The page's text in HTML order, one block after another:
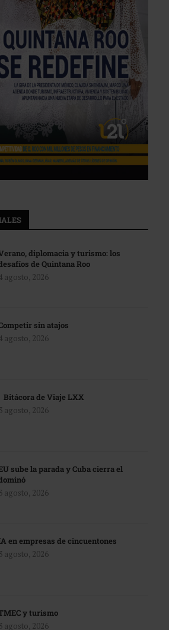
diplomacia y turismo: los
de Quintana Roo
4 agosto, 2026
sin atajos
4 agosto, 2026
Bitácora de Viaje LXX
3 agosto, 2026
sube la parada y Cuba cierra el
3 agosto, 2026
en empresas de cincuentones
3 agosto, 2026
y turismo
3 agosto, 2026